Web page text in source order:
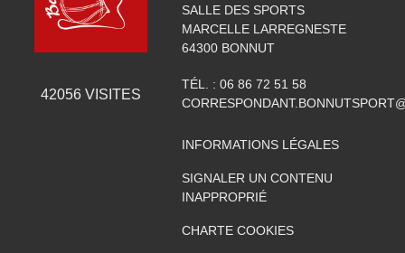
42056VISITES
SALLE DES SPORTS
MARCELLE LARREGNESTE
64300 BONNUT
TÉL. : 06 86 72 51 58
INFORMATIONS LÉGALES
SIGNALER UN CONTENU
INAPPROPRIÉ
CHARTE COOKIES